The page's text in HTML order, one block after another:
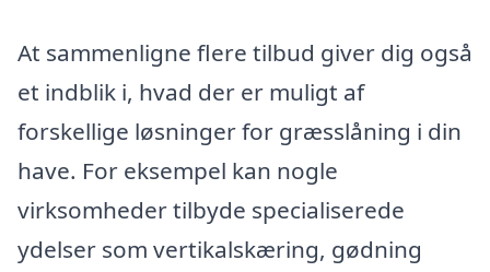
At sammenligne flere tilbud giver dig også
et indblik i, hvad der er muligt af
forskellige løsninger for græsslåning i din
have. For eksempel kan nogle
virksomheder tilbyde specialiserede
ydelser som vertikalskæring, gødning